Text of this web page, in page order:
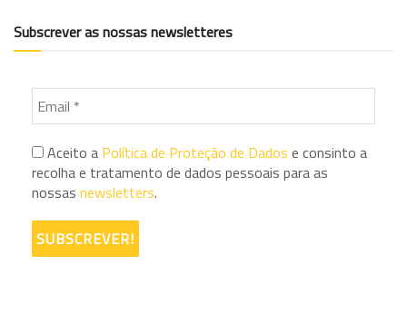
Subscrever as nossas newsletteres
Aceito a Política de Proteção de Dados e consinto a
recolha e tratamento de dados pessoais para as
nossas newsletters.